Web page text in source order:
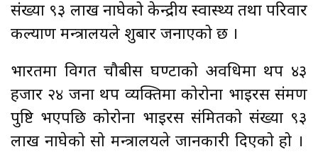
संख्या ९३ लाख नाघेको केन्द्रीय स्वास्थ्य तथा परिवार
कल्याण मन्त्रालयले शुक्रबार जनाएको छ ।
भारतमा विगत चौबीस घण्टाको अवधिमा थप ४३
हजार २४ जना थप व्यक्तिमा कोरोना भाइरस संक्रमण
पुष्टि भएपछि कोरोना भाइरस संक्रमितको संख्या ९३
लाख नाघेको सो मन्त्रालयले जानकारी दिएको हो ।